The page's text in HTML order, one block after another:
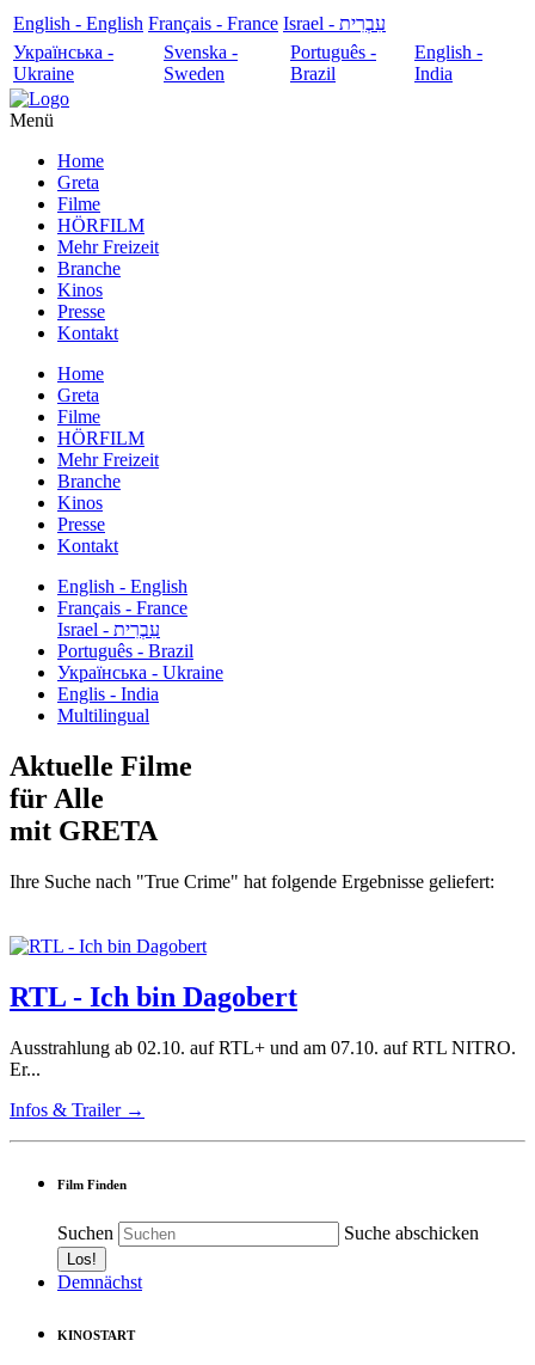
English - English Français - France
עִבְרִית - Israel
Українська -
Ukraine
Svenska -
Sweden
Português -
Brazil
English -
India
Menü
Home
Greta
Filme
HÖRFILM
Mehr Freizeit
Branche
Kinos
Presse
Kontakt
Home
Greta
Filme
HÖRFILM
Mehr Freizeit
Branche
Kinos
Presse
Kontakt
English - English
Français - France
עִבְרִית - Israel
Português - Brazil
Українська - Ukraine
Englis - India
Multilingual
Aktuelle Filme
für Alle
mit GRETA
Ihre Suche nach "True Crime" hat folgende Ergebnisse geliefert:
RTL - Ich bin Dagobert
Ausstrahlung ab 02.10. auf RTL+ und am 07.10. auf RTL NITRO.
Er...
Infos & Trailer →
Film Finden
Suchen Suche abschicken
Demnächst
KINOSTART